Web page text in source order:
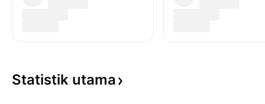
Statistik utama